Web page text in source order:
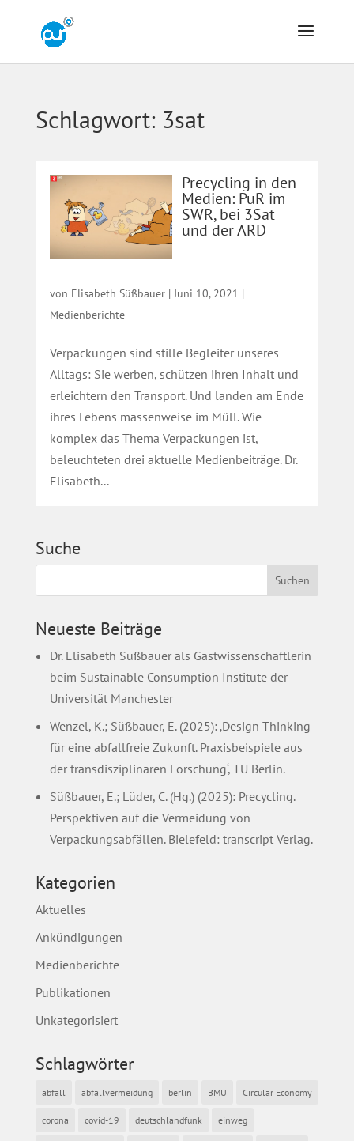
Schlagwort: 3sat
Precycling in den
Medien: PuR im
SWR, bei 3Sat
und der ARD
von Elisabeth Süßbauer|Juni 10, 2021 |
Medienberichte
Verpackungen sind stille Begleiter unseres
Alltags: Sie werben, schützen ihren Inhalt und
erleichtern den Transport. Und landen am Ende
ihres Lebens massenweise im Müll. Wie
komplex das Thema Verpackungen ist,
beleuchteten drei aktuelle Medienbeiträge. Dr.
Elisabeth...
Suche
Neueste Beiträge
Dr. Elisabeth Süßbauer als Gastwissenschaftlerin
beim Sustainable Consumption Institute der
Universität Manchester
Wenzel, K.; Süßbauer, E. (2025): ‚Design Thinking
für eine abfallfreie Zukunft. Praxisbeispiele aus
der transdisziplinären Forschung‘, TU Berlin.
Süßbauer, E.; Lüder, C. (Hg.) (2025): Precycling.
Perspektiven auf die Vermeidung von
Verpackungsabfällen. Bielefeld: transcript Verlag.
Kategorien
Aktuelles
Ankündigungen
Medienberichte
Publikationen
Unkategorisiert
Schlagwörter
abfall abfallvermeidung berlin BMU Circular Economy
corona covid-19 deutschlandfunk einweg